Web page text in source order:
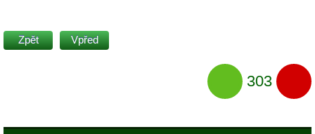
Zpět Vpřed
303